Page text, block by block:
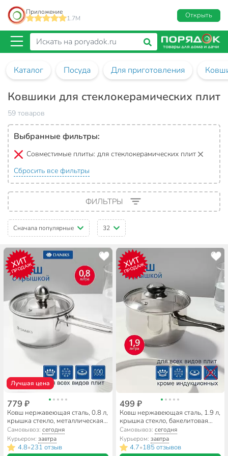
Приложение
1.7M
Открыть
Каталог Посуда Для приготовления
Ковшики для стеклокерамических плит
59 товаров
Выбранные фильтры:
Совместимые плиты: для стеклокерамических плит
Сбросить все фильтры
ФИЛЬТРЫ
Сначала популярные 32
ХИТ
ПРОДАЖ
Лучшая цена
779 ₽
Ковш нержавеющая сталь, 0.8 л,
крышка стекло, металлическая
ручка, индукция, Daniks, GS-
01311-12SP/SD-512S
Самовывоз:сегодня
Курьером:завтра
4.8•231 отзыв
ХИТ
ПРОДАЖ
499 ₽
Ковш нержавеющая сталь, 1.9 л,
крышка стекло, бакелитовая
ручка, DNN1, SD-A19-16S
Самовывоз: сегодня
Курьером: завтра
4.7•185 отзывов